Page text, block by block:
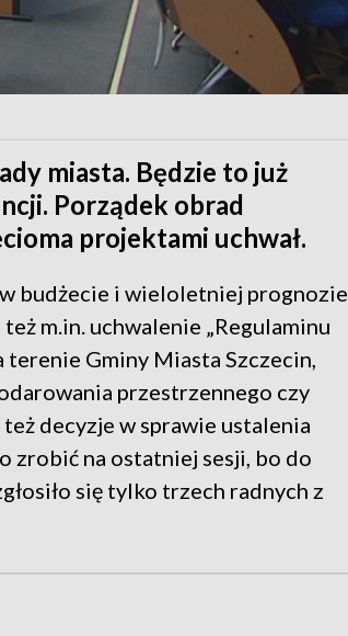
miasta. Będzie to już
Porządek obrad
projektami uchwał.
w budżecie i wieloletniej prognozie
m.in. uchwalenie „Regulaminu
Gminy Miasta Szczecin,
przestrzennego czy
decyzje w sprawie ustalenia
zrobić na ostatniej sesji, bo do
się tylko trzech radnych z